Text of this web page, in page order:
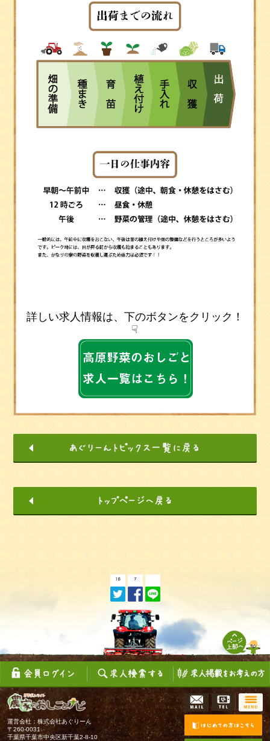
詳しい求人情報は、下のボタンをクリック！
☟
運営会社：株式会社あぐりーん
〒260-0031
千葉県千葉市中央区新千葉2-8-10